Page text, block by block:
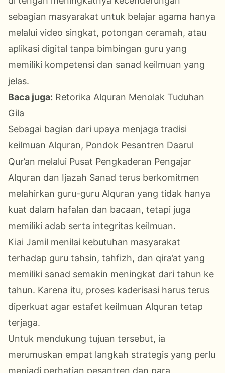
sebagian masyarakat untuk belajar agama hanya
melalui video singkat, potongan ceramah, atau
aplikasi digital tanpa bimbingan guru yang
memiliki kompetensi dan sanad keilmuan yang
jelas.
Baca juga: Retorika Alquran Menolak Tuduhan
Gila
Sebagai bagian dari upaya menjaga tradisi
keilmuan Alquran, Pondok Pesantren Daarul
Qur’an melalui Pusat Pengkaderan Pengajar
Alquran dan Ijazah Sanad terus berkomitmen
melahirkan guru-guru Alquran yang tidak hanya
kuat dalam hafalan dan bacaan, tetapi juga
memiliki adab serta integritas keilmuan.
Kiai Jamil menilai kebutuhan masyarakat
terhadap guru tahsin, tahfizh, dan qira’at yang
memiliki sanad semakin meningkat dari tahun ke
tahun. Karena itu, proses kaderisasi harus terus
diperkuat agar estafet keilmuan Alquran tetap
terjaga.
Untuk mendukung tujuan tersebut, ia
merumuskan empat langkah strategis yang perlu
menjadi perhatian pesantren dan para